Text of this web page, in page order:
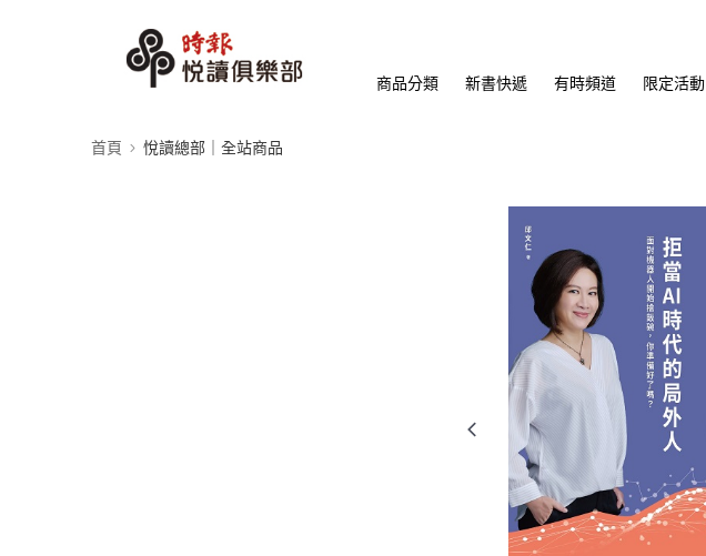
商品分類 新書快遞 有時頻道 限定活動
首頁 悅讀總部｜全站商品